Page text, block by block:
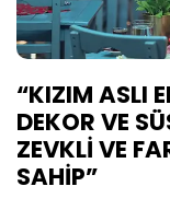
“KIZIM ASLI
DEKOR VE
ZEVKLİ VE
SAHİP”